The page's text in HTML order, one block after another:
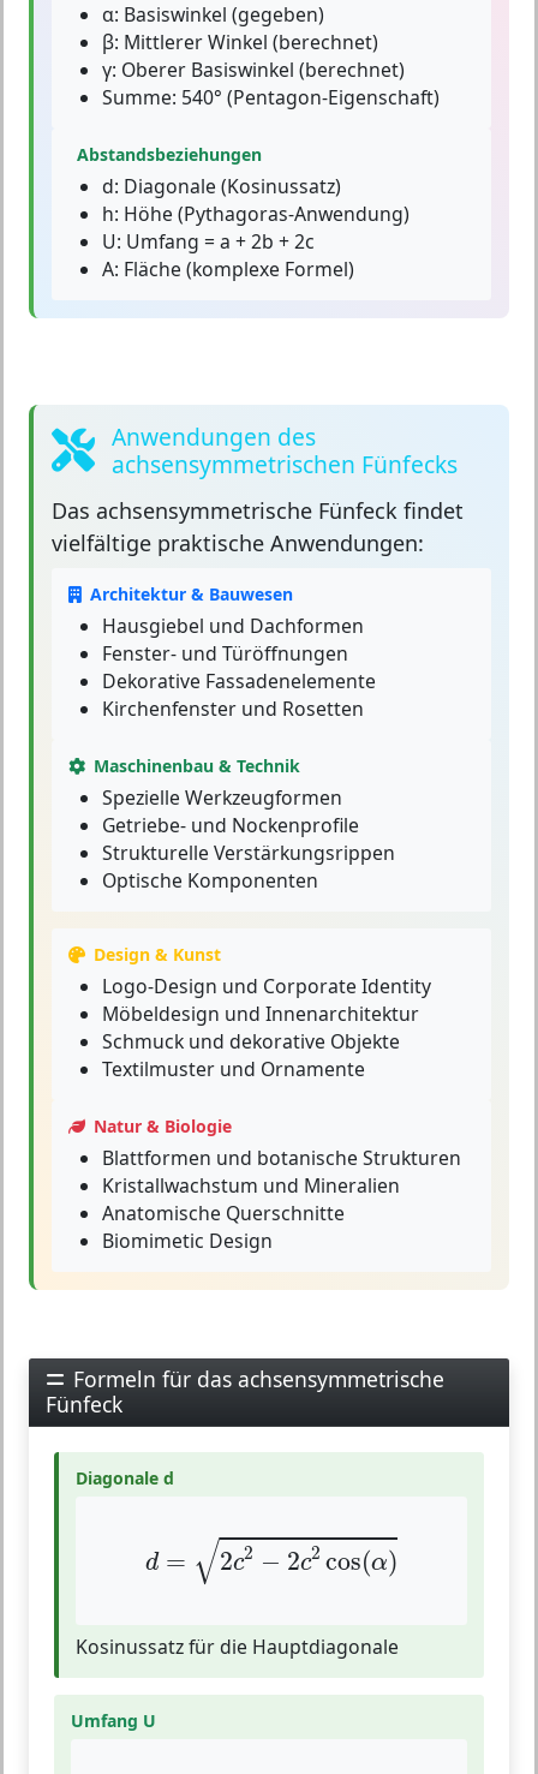
α: Basiswinkel (gegeben)
β: Mittlerer Winkel (berechnet)
γ: Oberer Basiswinkel (berechnet)
Summe: 540° (Pentagon-Eigenschaft)
Abstandsbeziehungen
d: Diagonale (Kosinussatz)
h: Höhe (Pythagoras-Anwendung)
U: Umfang = a + 2b + 2c
A: Fläche (komplexe Formel)
Anwendungen des
achsensymmetrischen Fünfecks
Das achsensymmetrische Fünfeck findet
vielfältige praktische Anwendungen:
Architektur & Bauwesen
Hausgiebel und Dachformen
Fenster- und Türöffnungen
Dekorative Fassadenelemente
Kirchenfenster und Rosetten
Maschinenbau & Technik
Spezielle Werkzeugformen
Getriebe- und Nockenprofile
Strukturelle Verstärkungsrippen
Optische Komponenten
Design & Kunst
Logo-Design und Corporate Identity
Möbeldesign und Innenarchitektur
Schmuck und dekorative Objekte
Textilmuster und Ornamente
Natur & Biologie
Blattformen und botanische Strukturen
Kristallwachstum und Mineralien
Anatomische Querschnitte
Biomimetic Design
Formeln für das achsensymmetrische
Fünfeck
Diagonale d
d = √2c2 − 2c2 cos(α)
c2−2c2cos(α)
Kosinussatz für die Hauptdiagonale
Umfang U